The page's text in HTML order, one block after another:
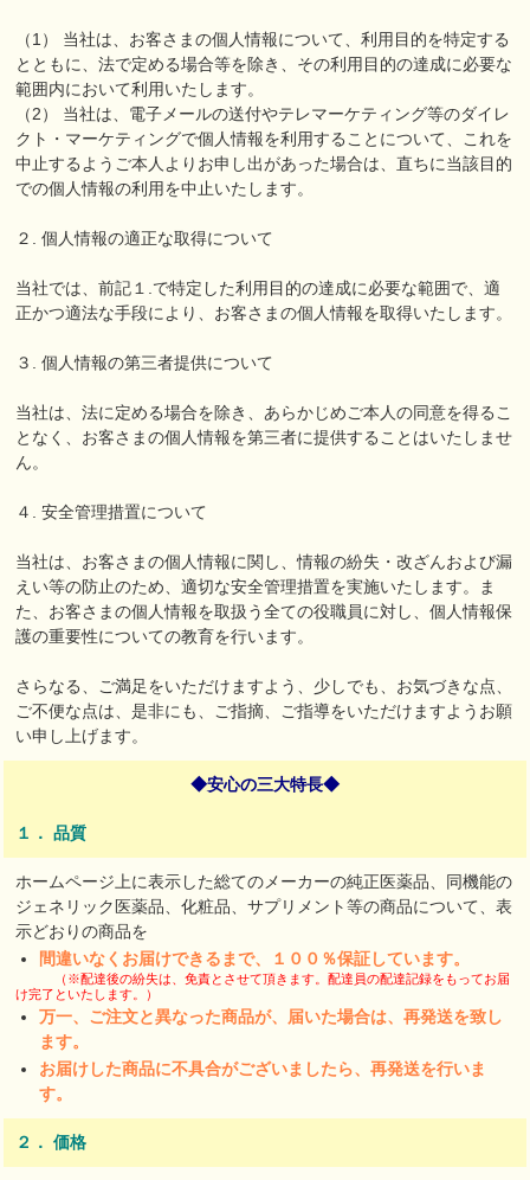
（1） 当社は、お客さまの個人情報について、利用目的を特定する
とともに、法で定める場合等を除き、その利用目的の達成に必要な
範囲内において利用いたします。
（2） 当社は、電子メールの送付やテレマーケティング等のダイレ
クト・マーケティングで個人情報を利用することについて、これを
中止するようご本人よりお申し出があった場合は、直ちに当該目的
での個人情報の利用を中止いたします。
２. 個人情報の適正な取得について
当社では、前記１.で特定した利用目的の達成に必要な範囲で、適
正かつ適法な手段により、お客さまの個人情報を取得いたします。
３. 個人情報の第三者提供について
当社は、法に定める場合を除き、あらかじめご本人の同意を得るこ
となく、お客さまの個人情報を第三者に提供することはいたしませ
ん。
４. 安全管理措置について
当社は、お客さまの個人情報に関し、情報の紛失・改ざんおよび漏
えい等の防止のため、適切な安全管理措置を実施いたします。ま
た、お客さまの個人情報を取扱う全ての役職員に対し、個人情報保
護の重要性についての教育を行います。
さらなる、ご満足をいただけますよう、少しでも、お気づきな点、
ご不便な点は、是非にも、ご指摘、ご指導をいただけますようお願
い申し上げます。
◆安心の三大特長◆
１． 品質
ホームページ上に表示した総てのメーカーの純正医薬品、同機能の
ジェネリック医薬品、化粧品、サプリメント等の商品について、表
示どおりの商品を
間違いなくお届けできるまで、１００％保証しています。
（※配達後の紛失は、免責とさせて頂きます。配達員の配達記録をもってお届
け完了といたします。）
万一、ご注文と異なった商品が、届いた場合は、再発送を致し
ます。
お届けした商品に不具合がございましたら、再発送を行いま
す。
２． 価格